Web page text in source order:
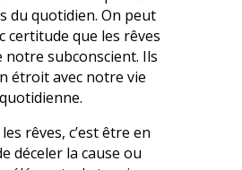
du quotidien. On peut
certitude que les rêves
notre subconscient. Ils
étroit avec notre vie
quotidienne.
rêves, c’est être en
déceler la cause ou